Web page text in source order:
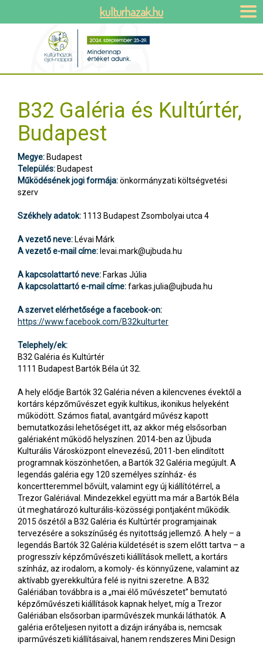
B32 Galéria és Kultúrtér,
Budapest
Megye: Budapest
Település: Budapest
Működésének jogi formája:önkormányzati költségvetési
szerv
Székhely adatok: 1113 Budapest Zsombolyai utca 4
A vezető neve: Lévai Márk
A vezető e-mail címe: levai.mark@ujbuda.hu
A kapcsolattartó neve: Farkas Júlia
A kapcsolattartó e-mail címe:farkas.julia@ujbuda.hu
A szervet elérhetősége a facebook-on:
https://www.facebook.com/B32kulturter
Telephely/ek:
B32 Galéria és Kultúrtér
1111 Budapest Bartók Béla út 32.
A hely elődje Bartók 32 Galéria néven a kilencvenes évektől a
kortárs képzőművészet egyik kultikus, ikonikus helyeként
működött. Számos fiatal, avantgárd művész kapott
bemutatkozási lehetőséget itt, az akkor még elsősorban
galériaként működő helyszínen. 2014-ben az Újbuda
Kulturális Városközpont elnevezésű, 2011-ben elindított
programnak köszönhetően, a Bartók 32 Galéria megújult. A
legendás galéria egy 120 személyes színház- és
koncertteremmel bővült, valamint egy új kiállítótérrel, a
Trezor Galériával. Mindezekkel együtt ma már a Bartók Béla
út meghatározó kulturális-közösségi pontjaként működik.
2015 őszétől a B32 Galéria és Kultúrtér programjainak
tervezésére a sokszínűség és nyitottság jellemző. A hely – a
legendás Bartók 32 Galéria küldetését is szem előtt tartva – a
progresszív képzőművészeti kiállítások mellett, a kortárs
színház, az irodalom, a komoly- és könnyűzene, valamint az
aktívabb gyerekkultúra felé is nyitni szeretne. A B32
Galériában továbbra is a „mai élő művészetet” bemutató
képzőművészeti kiállítások kapnak helyet, míg a Trezor
Galériában elsősorban iparművészek munkái láthatók. A
galéria erőteljesen nyitott a dizájn irányába is, nemcsak
iparművészeti kiállításaival, hanem rendszeres Mini Design
kulturhazak.hu